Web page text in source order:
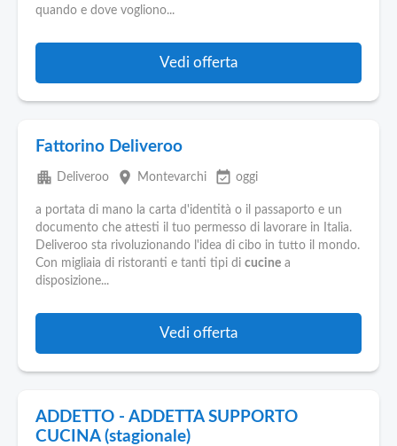
quando e dove vogliono...
Vedi offerta
Fattorino Deliveroo
apartment Deliveroo place Montevarchi event_available oggi
a portata di mano la carta d'identità o il passaporto e un
documento che attesti il tuo permesso di lavorare in Italia.
Deliveroo sta rivoluzionando l'idea di cibo in tutto il mondo.
Con migliaia di ristoranti e tanti tipi di cucine a
disposizione...
Vedi offerta
ADDETTO - ADDETTA SUPPORTO
CUCINA (stagionale)